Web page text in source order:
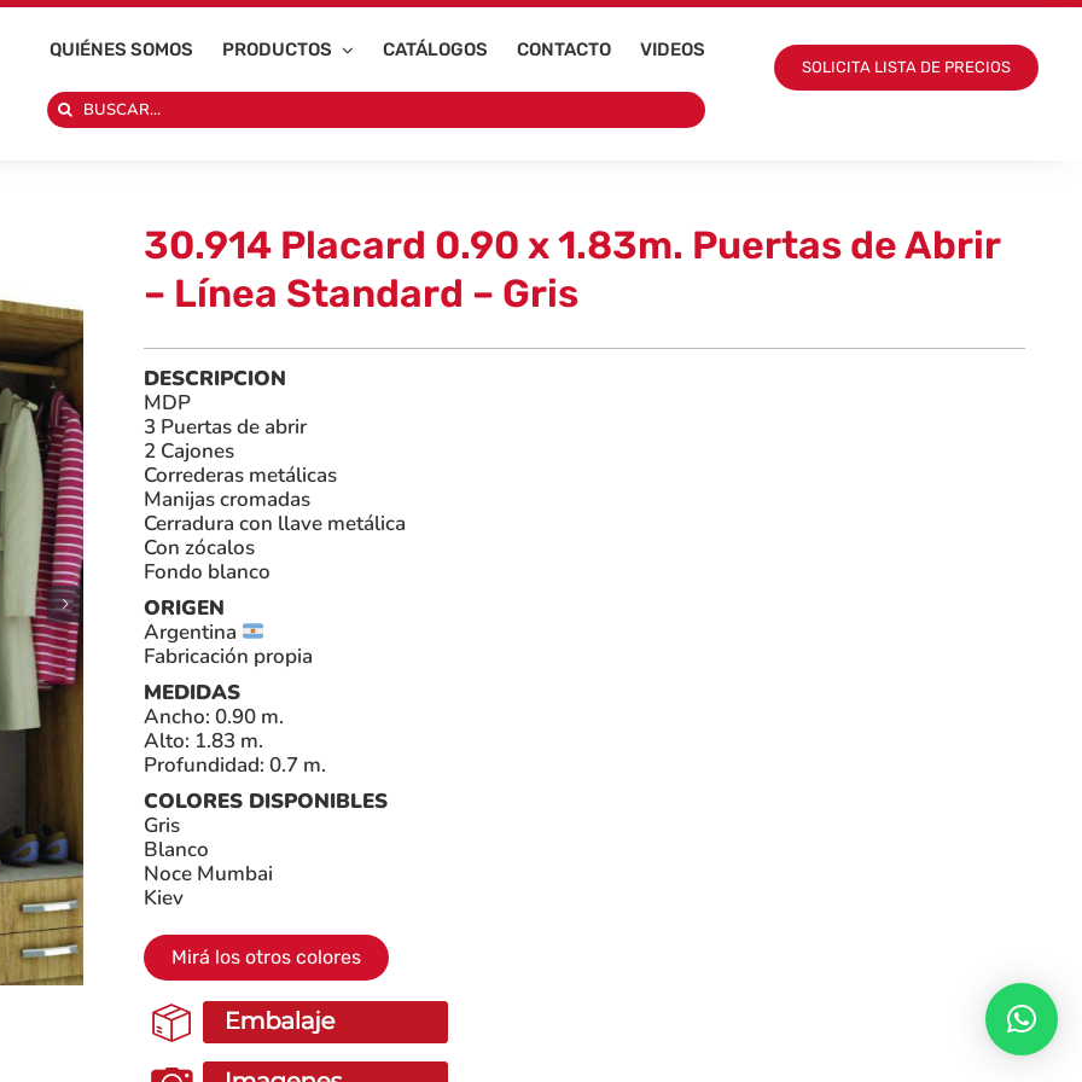
QUIÉNES SOMOS PRODUCTOS CATÁLOGOS CONTACTO VIDEOS
Search
for:
SOLICITA LISTA DE PRECIOS
30.914 Placard 0.90 x 1.83m. Puertas de Abrir
– Línea Standard – Gris
DESCRIPCION
MDP
3 Puertas de abrir
2 Cajones
Correderas metálicas
Manijas cromadas
Cerradura con llave metálica
Con zócalos
Fondo blanco
ORIGEN
Argentina
Fabricación propia
MEDIDAS
Ancho: 0.90 m.
Alto: 1.83 m.
Profundidad: 0.7 m.
COLORES DISPONIBLES
Gris
Blanco
Noce Mumbai
Kiev
Mirá los otros colores